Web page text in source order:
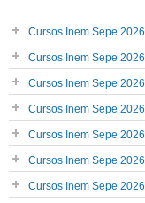
Cursos Inem Sepe 2026
Cursos Inem Sepe 2026
Cursos Inem Sepe 2026
Cursos Inem Sepe 2026
Cursos Inem Sepe 2026
Cursos Inem Sepe 2026
Cursos Inem Sepe 2026